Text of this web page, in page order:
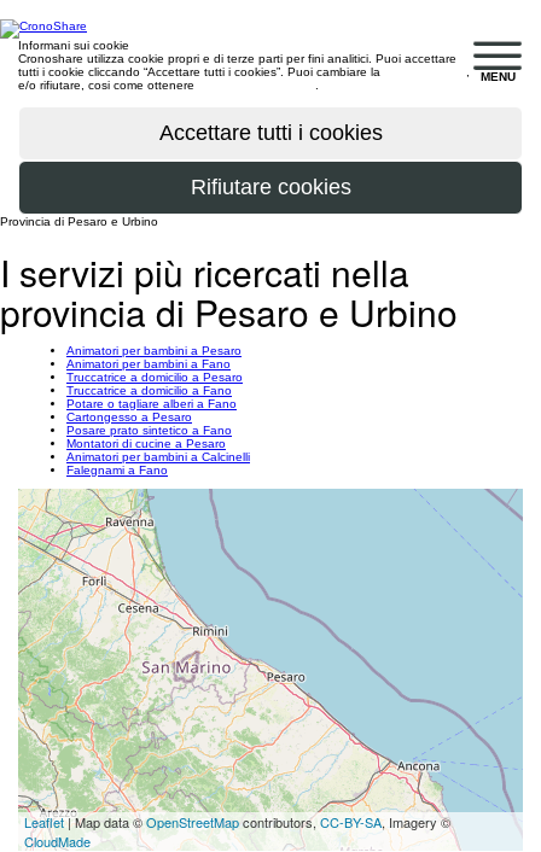
MENU
Informani sui cookie
Cronoshare utilizza cookie propri e di terze parti per fini analitici. Puoi accettare
tutti i cookie cliccando “Accettare tutti i cookies”. Puoi cambiare la
e/o rifiutare, cosi come ottenere
Provincia di Pesaro e Urbino
I servizi più ricercati nella
provincia di Pesaro e Urbino
Animatori per bambini a Pesaro
Animatori per bambini a Fano
Truccatrice a domicilio a Pesaro
Truccatrice a domicilio a Fano
Potare o tagliare alberi a Fano
Cartongesso a Pesaro
Posare prato sintetico a Fano
Montatori di cucine a Pesaro
Animatori per bambini a Calcinelli
Falegnami a Fano
Leaflet| Map data ©OpenStreetMapcontributors, CC-BY-SA, Imagery ©
CloudMade